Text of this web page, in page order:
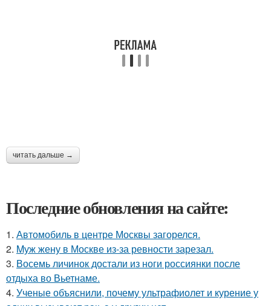
читать дальше →
Последние обновления на сайте:
1. Автомобиль в центре Москвы загорелся.
2. Mуж жену в Москве из-за ревности зарезал.
3. Восемь личинок достали из ноги россиянки после
отдыха во Вьетнаме.
4. Ученые объяснили, почему ультрафиолет и курение у